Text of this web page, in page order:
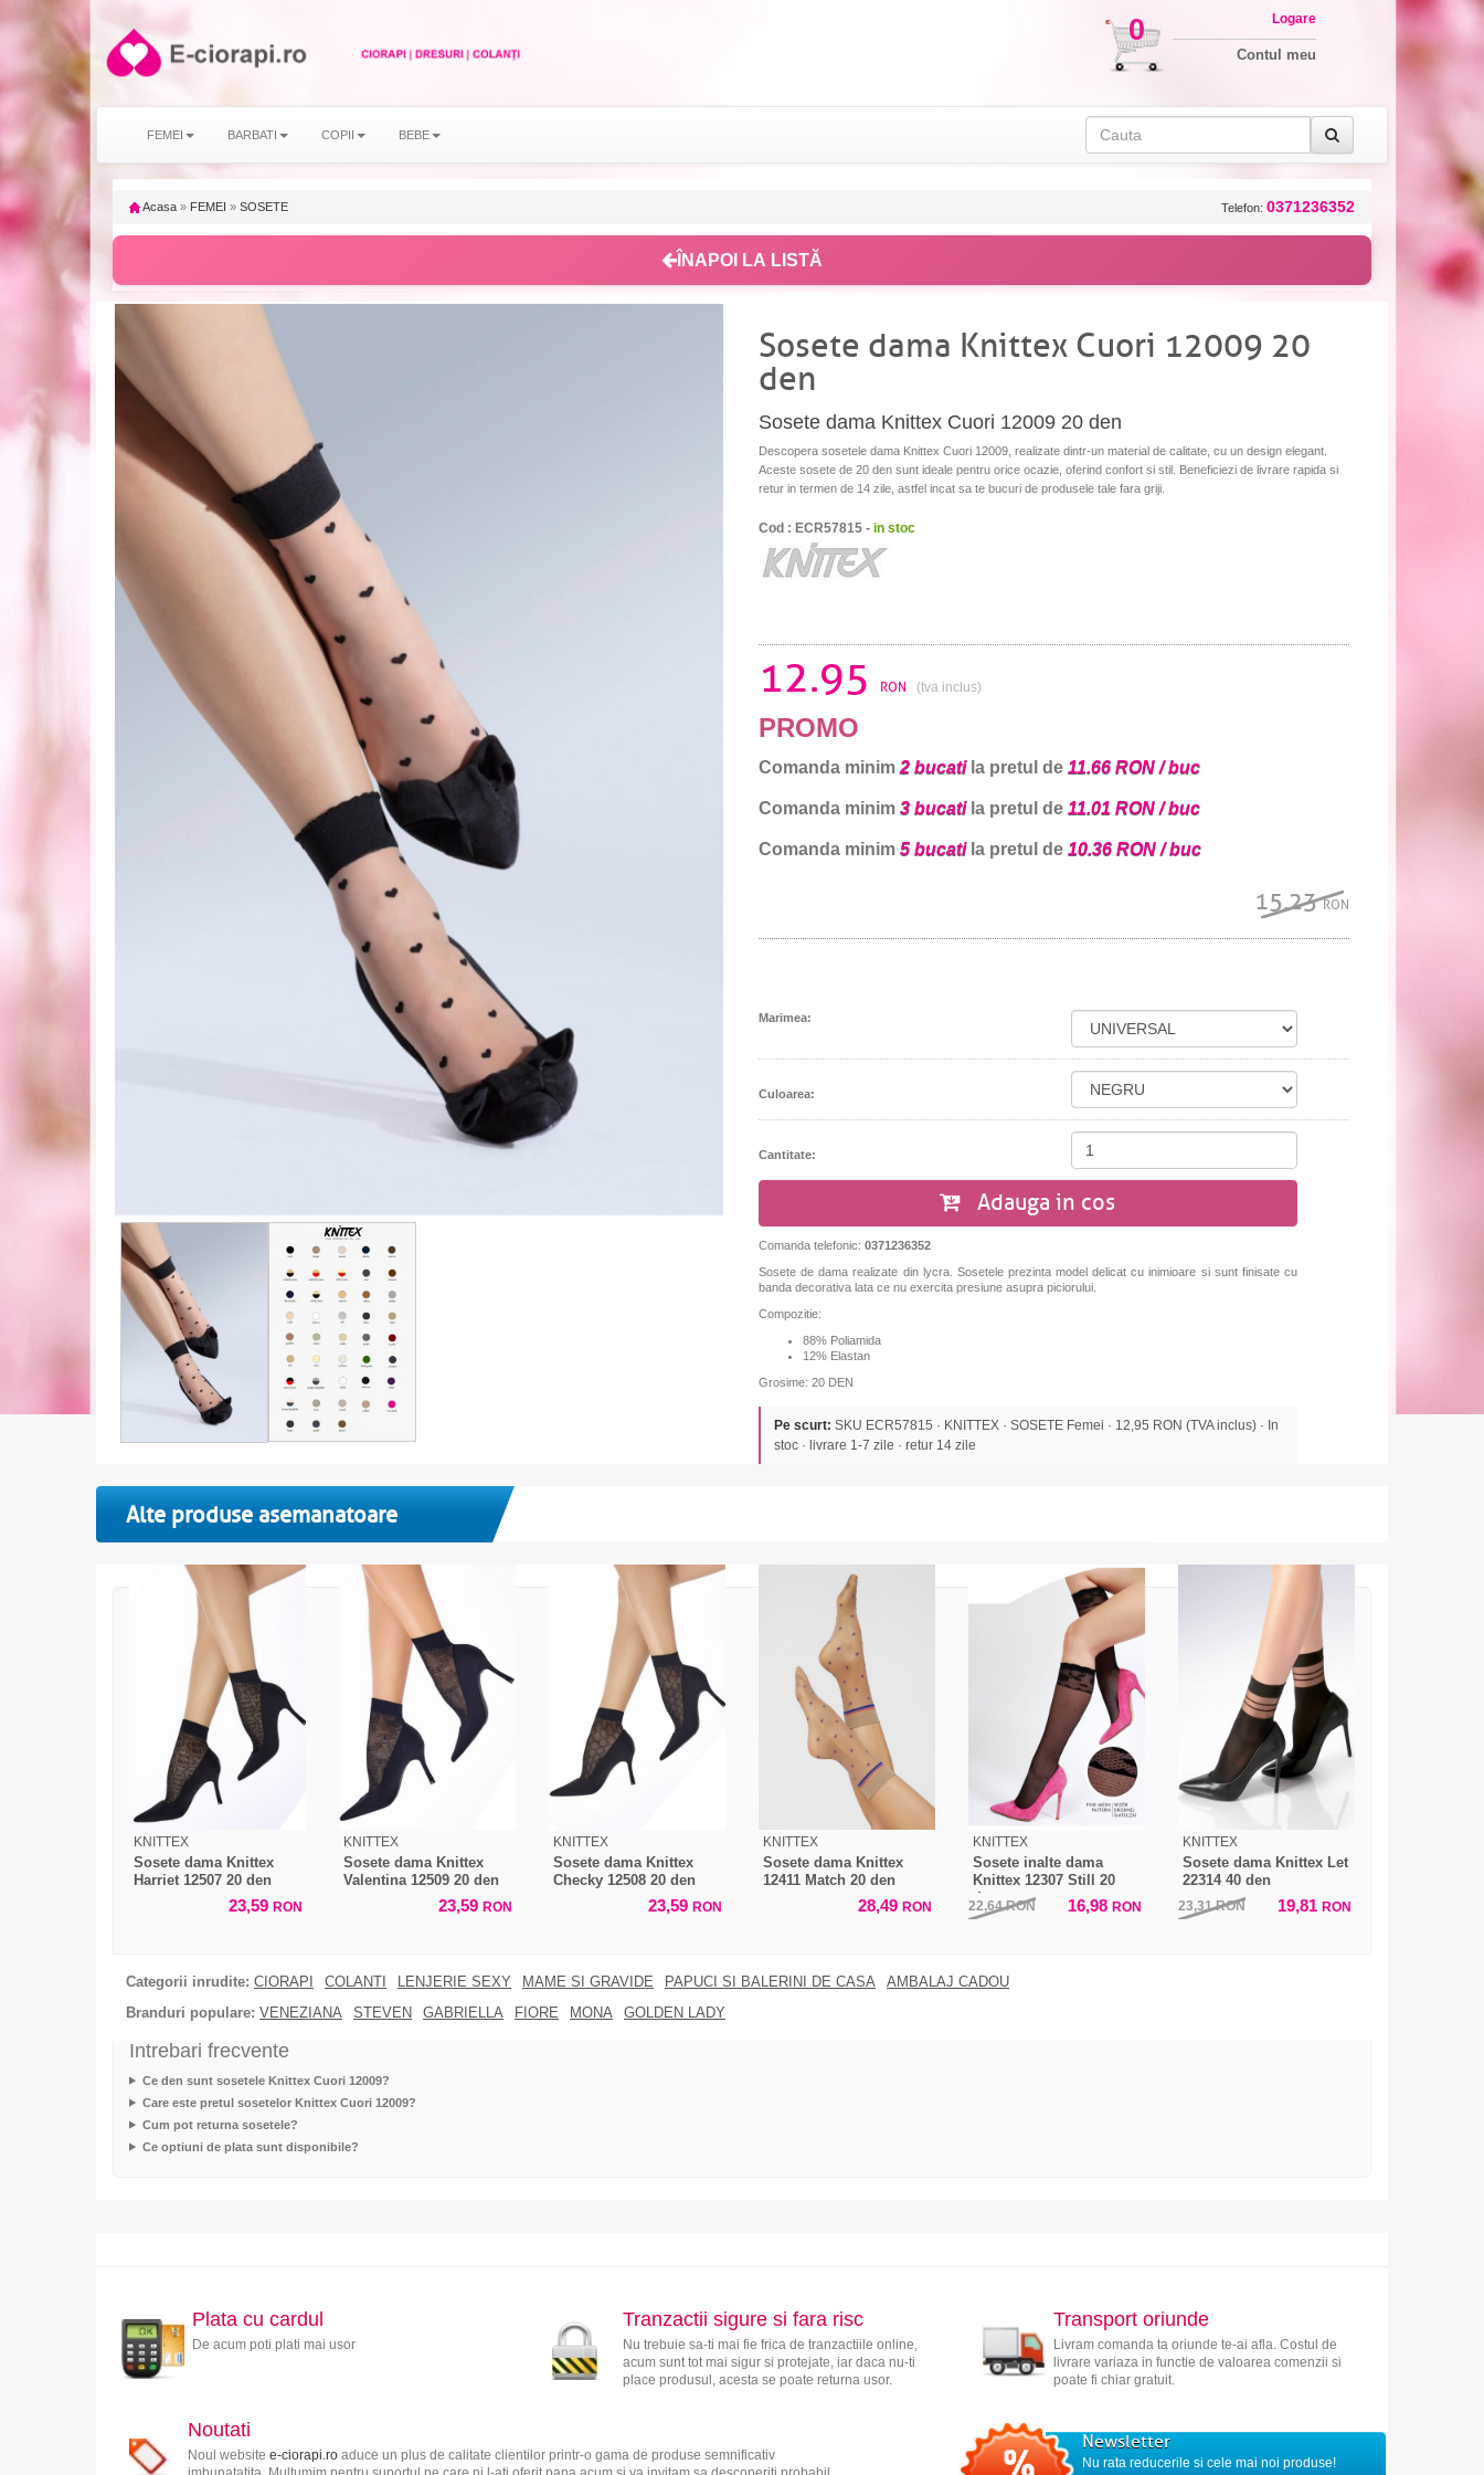
0 Logare
Contul meu
FEMEI BARBATI COPII BEBE
Acasa » FEMEI » SOSETE Telefon: 0371236352
ÎNAPOI LA LISTĂ
Sosete dama Knittex Cuori 12009 20
den
Sosete dama Knittex Cuori 12009 20 den
Descopera sosetele dama Knittex Cuori 12009, realizate dintr-un material de calitate, cu un design elegant.
Aceste sosete de 20 den sunt ideale pentru orice ocazie, oferind confort si stil. Beneficiezi de livrare rapida si
retur in termen de 14 zile, astfel incat sa te bucuri de produsele tale fara griji.
Cod : ECR57815 - in stoc
12.95 RON (tva inclus)
PROMO
Comanda minim 2 bucatila pretul de 11.66 RON / buc
Comanda minim 3 bucatila pretul de 11.01 RON / buc
Comanda minim 5 bucatila pretul de 10.36 RON / buc
15.23RON
Marimea:
Culoarea:
Cantitate:
Adauga in cos
Comanda telefonic: 0371236352
Sosete de dama realizate din lycra. Sosetele prezinta model delicat cu inimioare si sunt finisate cu
banda decorativa lata ce nu exercita presiune asupra piciorului.
Compozitie:
88% Poliamida
12% Elastan
Grosime: 20 DEN
Pe scurt: SKU ECR57815 · KNITTEX · SOSETE Femei · 12,95 RON (TVA inclus) · In
stoc · livrare 1-7 zile · retur 14 zile
Alte produse asemanatoare
KNITTEX
Sosete dama Knittex
Harriet 12507 20 den
23,59 RON
KNITTEX
Sosete dama Knittex
Valentina 12509 20 den
23,59 RON
KNITTEX
Sosete dama Knittex
Checky 12508 20 den
23,59 RON
KNITTEX
Sosete dama Knittex
12411 Match 20 den
28,49 RON
KNITTEX
Sosete inalte dama
Knittex 12307 Still 20
den
22,64RON 16,98 RON
KNITTEX
Sosete dama Knittex Let
22314 40 den
23,31RON 19,81 RON
Categorii inrudite: CIORAPI COLANTI LENJERIE SEXY MAME SI GRAVIDE PAPUCI SI BALERINI DE CASA
AMBALAJ CADOU
Branduri populare: VENEZIANA STEVEN GABRIELLA FIORE MONA GOLDEN LADY
Intrebari frecvente
Ce den sunt sosetele Knittex Cuori 12009?
Care este pretul sosetelor Knittex Cuori 12009?
Cum pot returna sosetele?
Ce optiuni de plata sunt disponibile?
Plata cu cardul
De acum poti plati mai usor
Tranzactii sigure si fara risc
Nu trebuie sa-ti mai fie frica de tranzactiile online,
acum sunt tot mai sigur si protejate, iar daca nu-ti
place produsul, acesta se poate returna usor.
Transport oriunde
Livram comanda ta oriunde te-ai afla. Costul de
livrare variaza in functie de valoarea comenzii si
poate fi chiar gratuit.
Noutati
Noul website e-ciorapi.roaduce un plus de calitate clientilor printr-o gama de produse semnificativ
Newsletter
Nu rata reducerile si cele mai noi produse!